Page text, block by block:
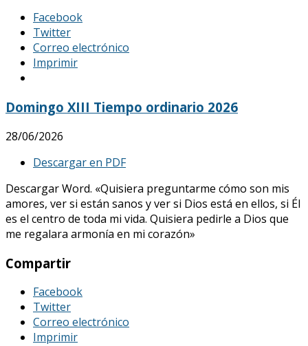
Facebook
Twitter
Correo electrónico
Imprimir
Domingo XIII Tiempo ordinario 2026
28/06/2026
Descargar en PDF
Descargar Word. «Quisiera preguntarme cómo son mis
amores, ver si están sanos y ver si Dios está en ellos, si Él
es el centro de toda mi vida. Quisiera pedirle a Dios que
me regalara armonía en mi corazón»
Compartir
Facebook
Twitter
Correo electrónico
Imprimir